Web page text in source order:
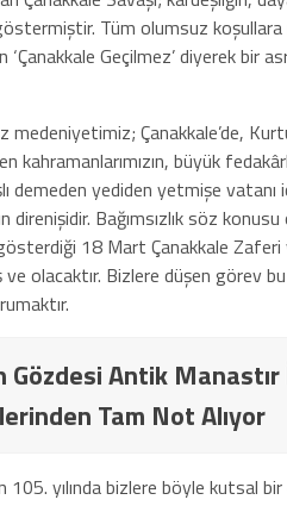
Tüm olumsuz
Geçilmez’ diyerek bir
medeniyetimiz; Çanakkale’de,
büyük
demeden yediden yetmişe vatanı
Bağımsızlık söz
18 Mart Çanakkale
olacaktır. Bizlere düşen görev bu
Gözdesi Antik
Tam Not Alıyor
yılında bizlere böyle kutsal